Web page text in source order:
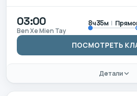
03:00
Ben Xe Mien Tay
8ч35м |
ПОСМОТРЕТЬ
Детали